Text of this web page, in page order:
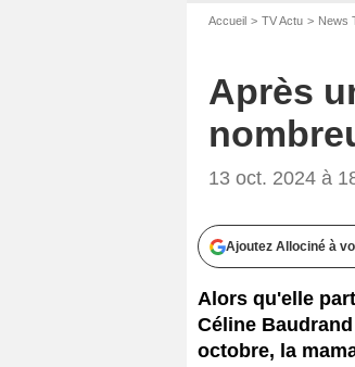
Accueil TV Actu News
Après
13 oct. 2024 à
Ajoutez Allociné à
Alors qu'elle
Céline
octobre, la